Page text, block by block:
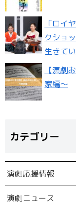
「ロイ
クショ
生きて
【演劇
家編〜
カテゴリー
演劇応援情報
演劇ニュース